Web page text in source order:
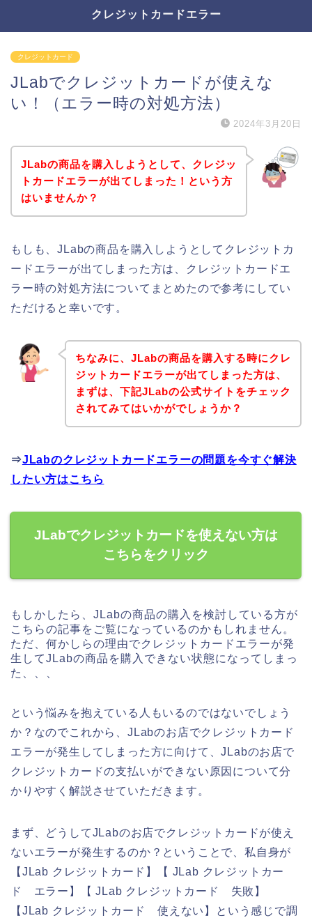
クレジットカードエラー
クレジットカード
JLabでクレジットカードが使えな
い！（エラー時の対処方法）
2024年3月20日
JLabの商品を購入しようとして、クレジッ
トカードエラーが出てしまった！という方
はいませんか？
もしも、JLabの商品を購入しようとしてクレジットカ
ードエラーが出てしまった方は、クレジットカードエ
ラー時の対処方法についてまとめたので参考にしてい
ただけると幸いです。
ちなみに、JLabの商品を購入する時にクレ
ジットカードエラーが出てしまった方は、
まずは、下記JLabの公式サイトをチェック
されてみてはいかがでしょうか？
⇒JLabのクレジットカードエラーの問題を今すぐ解決
したい方はこちら
JLabでクレジットカードを使えない方は
こちらをクリック
もしかしたら、JLabの商品の購入を検討している方が
こちらの記事をご覧になっているのかもしれません。
ただ、何かしらの理由でクレジットカードエラーが発
生してJLabの商品を購入できない状態になってしまっ
た、、、
という悩みを抱えている人もいるのではないでしょう
か？なのでこれから、JLabのお店でクレジットカード
エラーが発生してしまった方に向けて、JLabのお店で
クレジットカードの支払いができない原因について分
かりやすく解説させていただきます。
まず、どうしてJLabのお店でクレジットカードが使え
ないエラーが発生するのか？ということで、私自身が
【JLab クレジットカード】【 JLab クレジットカー
ド エラー】【 JLab クレジットカード 失敗】
【JLab クレジットカード 使えない】という感じで調